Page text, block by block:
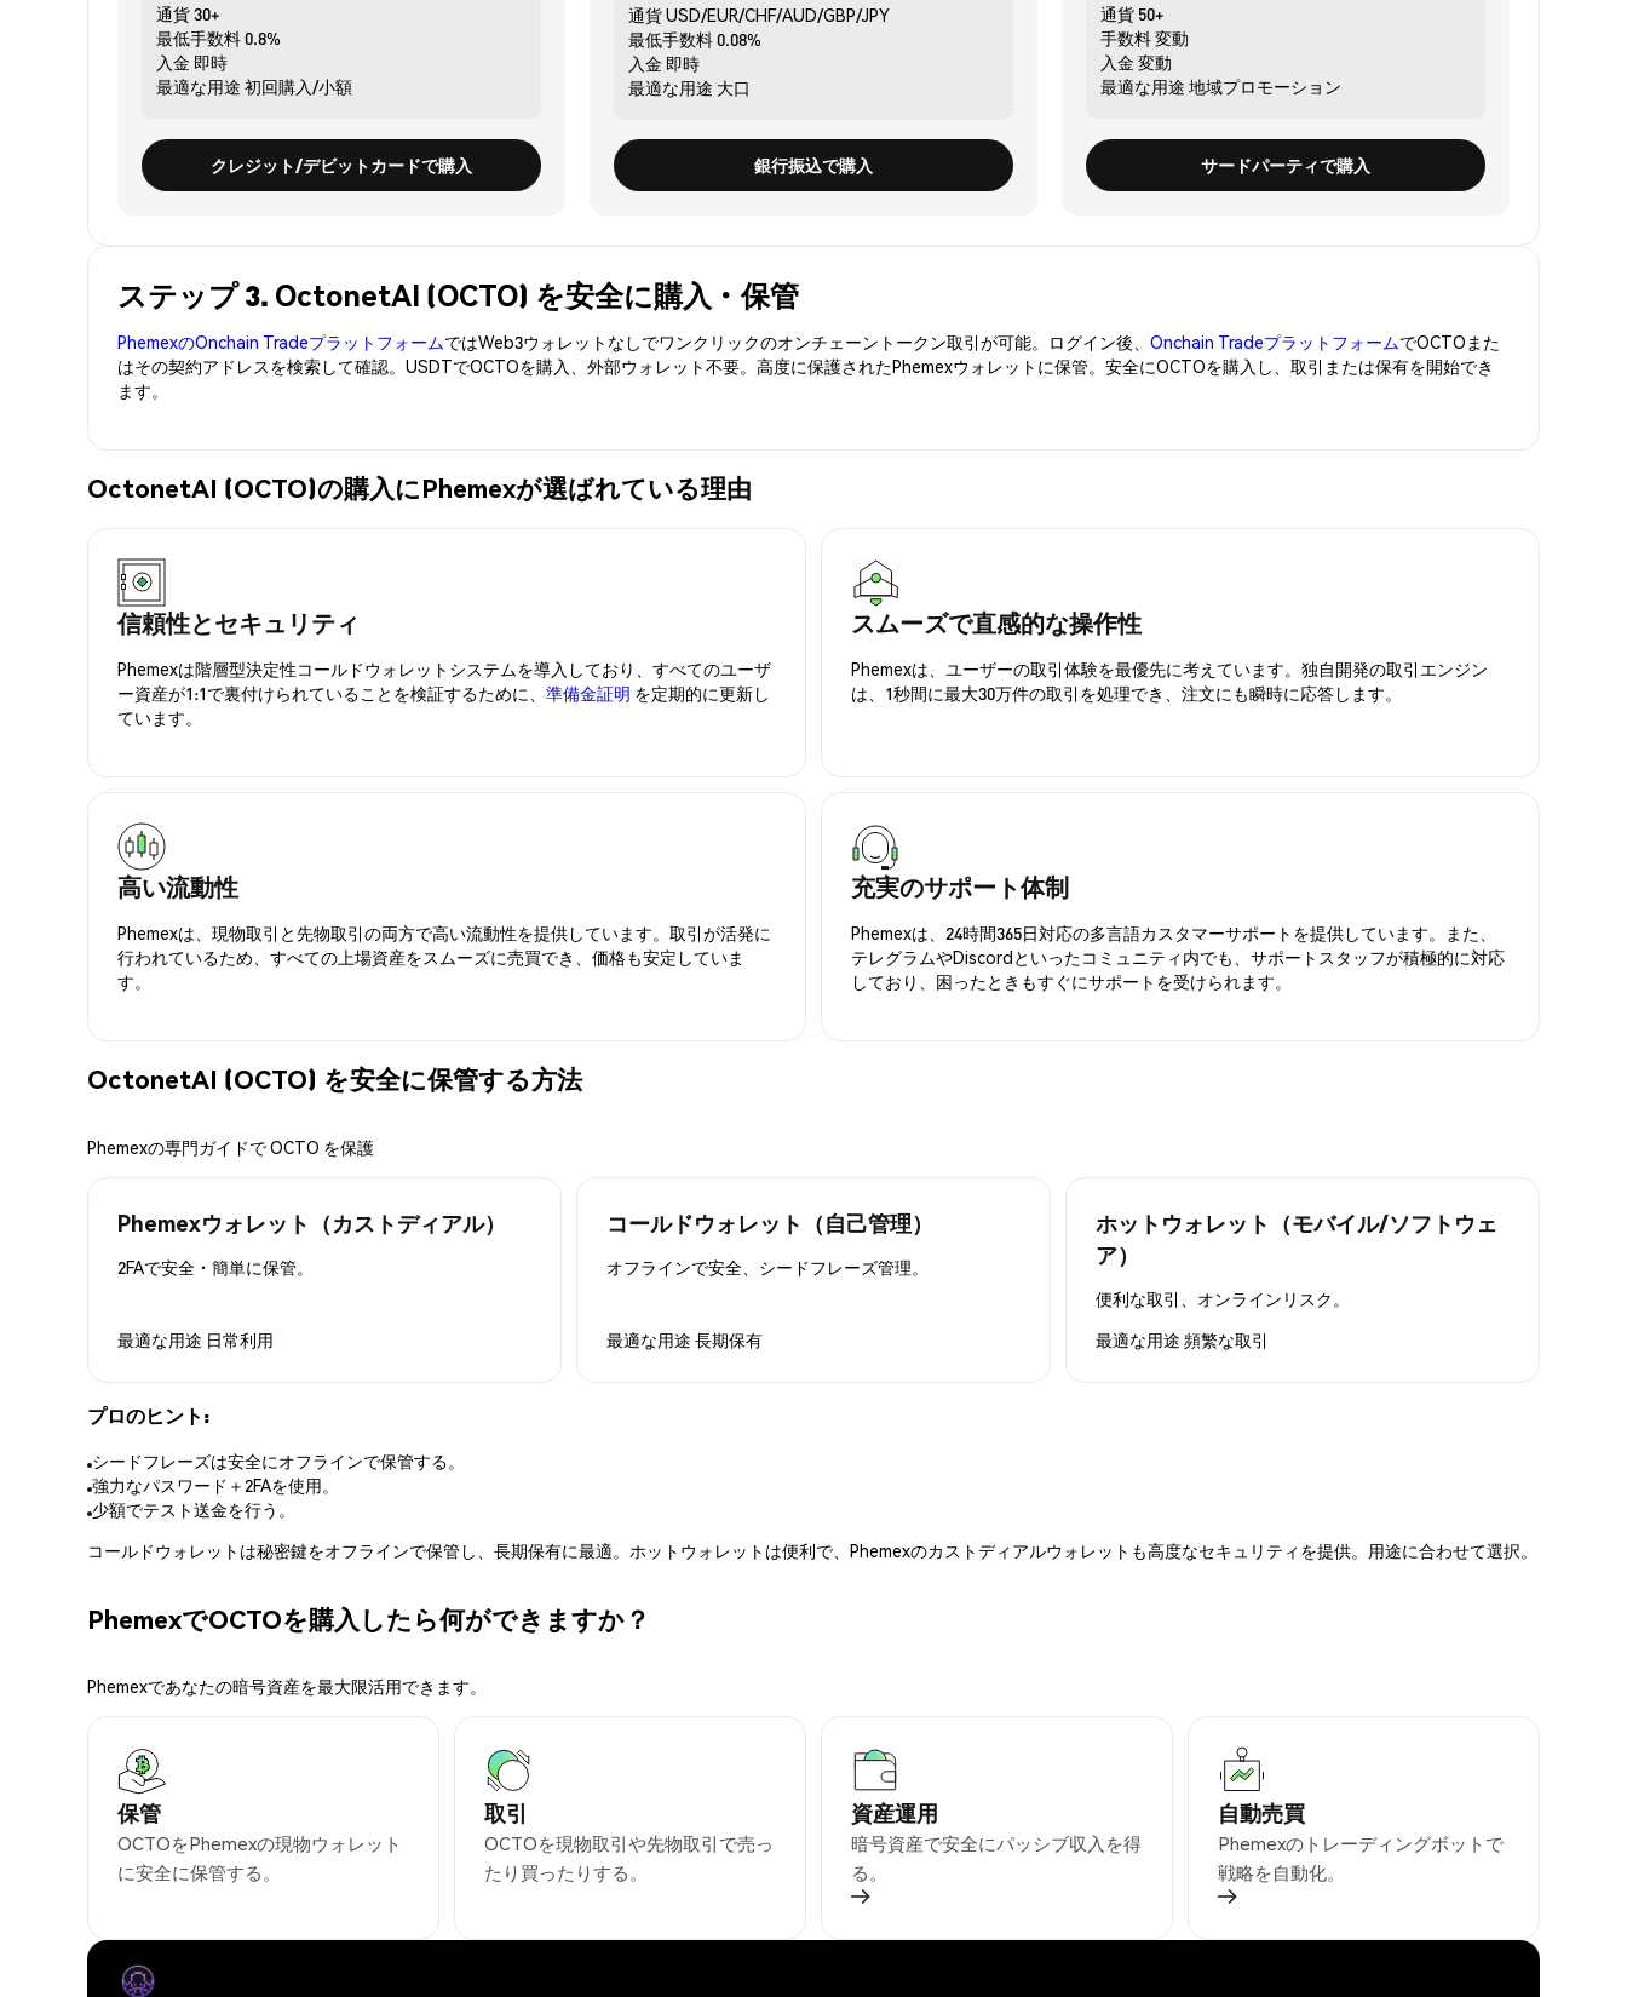
通貨30+
最低手数料0.8%
入金 即時
最適な用途 初回購入/小額
クレジット/デビットカードで購入
通貨USD/EUR/CHF/AUD/GBP/JPY
最低手数料0.08%
入金 即時
最適な用途 大口
銀行振込で購入
通貨 50+
手数料変動
入金 変動
最適な用途 地域プロモーション
サードパーティで購入
ステップ 3. OctonetAI (OCTO) を安全に購入・保管
PhemexのOnchain TradeプラットフォームではWeb3ウォレットなしでワンクリックのオンチェーントークン取引が可能。ログイン後、 Onchain TradeプラットフォームでOCTOまた
はその契約アドレスを検索して確認。USDTでOCTOを購入、外部ウォレット不要。高度に保護されたPhemexウォレットに保管。安全にOCTOを購入し、取引または保有を開始でき
ます。
OctonetAI (OCTO)の購入にPhemexが選ばれている理由
信頼性とセキュリティ
Phemexは階層型決定性コールドウォレットシステムを導入しており、すべてのユーザ
ー資産が1:1で裏付けられていることを検証するために、 準備金証明 を定期的に更新し
ています。
スムーズで直感的な操作性
Phemexは、ユーザーの取引体験を最優先に考えています。独自開発の取引エンジン
は、1秒間に最大30万件の取引を処理でき、注文にも瞬時に応答します。
高い流動性
Phemexは、現物取引と先物取引の両方で高い流動性を提供しています。取引が活発に
行われているため、すべての上場資産をスムーズに売買でき、価格も安定していま
す。
充実のサポート体制
Phemexは、24時間365日対応の多言語カスタマーサポートを提供しています。また、
テレグラムやDiscordといったコミュニティ内でも、サポートスタッフが積極的に対応
しており、困ったときもすぐにサポートを受けられます。
OctonetAI (OCTO) を安全に保管する方法
Phemexの専門ガイドで OCTO を保護
Phemexウォレット（カストディアル）
2FAで安全・簡単に保管。
最適な用途 日常利用
コールドウォレット（自己管理）
オフラインで安全、シードフレーズ管理。
最適な用途 長期保有
ホットウォレット（モバイル/ソフトウェ
ア）
便利な取引、オンラインリスク。
最適な用途 頻繁な取引
プロのヒント:
シードフレーズは安全にオフラインで保管する。
強力なパスワード＋2FAを使用。
少額でテスト送金を行う。
コールドウォレットは秘密鍵をオフラインで保管し、長期保有に最適。ホットウォレットは便利で、Phemexのカストディアルウォレットも高度なセキュリティを提供。用途に合わせて選択。
PhemexでOCTOを購入したら何ができますか？
Phemexであなたの暗号資産を最大限活用できます。
保管
OCTOをPhemexの現物ウォレット
に安全に保管する。
取引
OCTOを現物取引や先物取引で売っ
たり買ったりする。
資産運用
暗号資産で安全にパッシブ収入を得
る。
自動売買
Phemexのトレーディングボットで
戦略を自動化。